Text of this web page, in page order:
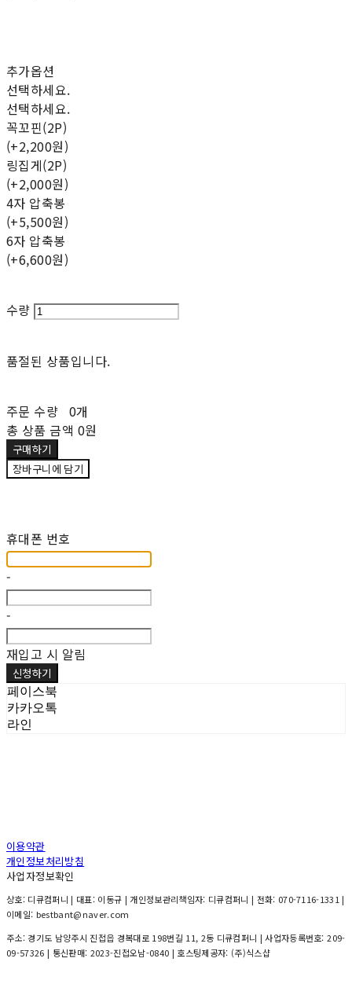
추가옵션
선택하세요.
선택하세요.
꼭꼬핀(2P)
(+2,200원)
링집게(2P)
(+2,000원)
4자 압축봉
(+5,500원)
6자 압축봉
(+6,600원)
수량
품절된 상품입니다.
주문 수량 0개
총 상품 금액 0원
구매하기
장바구니에 담기
휴대폰 번호
-
-
재입고 시 알림
신청하기
페이스북
카카오톡
라인
이용약관
개인정보처리방침
사업자정보확인
상호: 디큐컴퍼니 | 대표: 이동규 | 개인정보관리책임자: 디큐컴퍼니 | 전화: 070-7116-1331 |
이메일: bestbant@naver.com
주소: 경기도 남양주시 진접읍 경복대로 198번길 11, 2동 디큐컴퍼니 | 사업자등록번호:209-
09-57326 | 통신판매: 2023-진접오남-0840 | 호스팅제공자: (주)식스샵